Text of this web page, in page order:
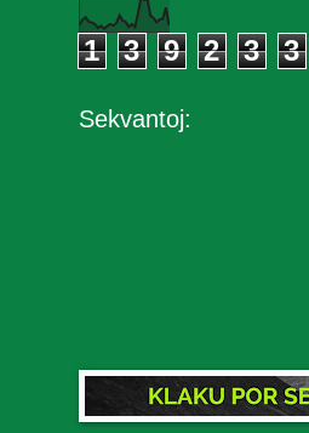
1 3 9 2 3 3
Sekvantoj: